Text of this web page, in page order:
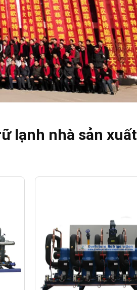
lạnh nhà sản xuất